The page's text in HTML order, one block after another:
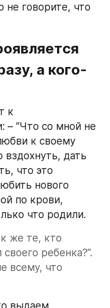
не говорите, что
а кого-
к
– “Что со мной не
к своему
вздохнуть, дать
что это
нового
по крови,
что родили.
же те, кто
ребенка?”.
всему, что
выдаем